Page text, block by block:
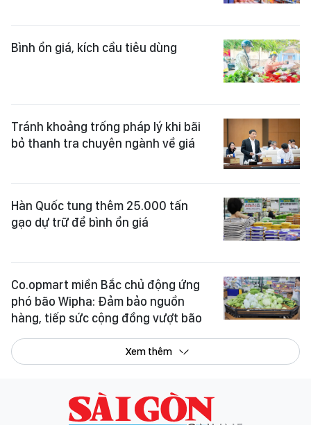
Bình ổn giá, kích cầu tiêu dùng
Tránh khoảng trống pháp lý khi bãi
bỏ thanh tra chuyên ngành về giá
Hàn Quốc tung thêm 25.000 tấn
gạo dự trữ để bình ổn giá
Co.opmart miền Bắc chủ động ứng
phó bão Wipha: Đảm bảo nguồn
hàng, tiếp sức cộng đồng vượt bão
Xem thêm